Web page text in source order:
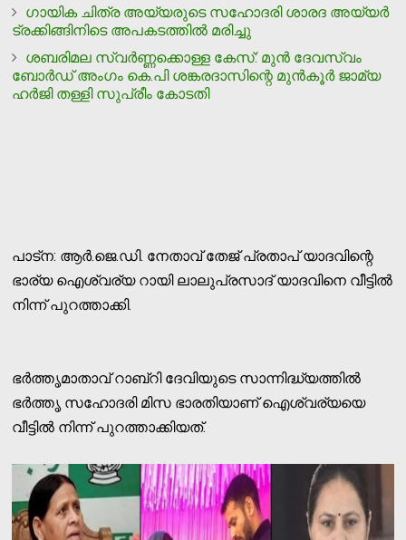
ഗായിക ചിത്ര അയ്യരുടെ സഹോദരി ശാരദ അയ്യർ
ട്രക്കിങ്ങിനിടെ അപകടത്തില്‍ മരിച്ചു
ശബരിമല സ്വര്‍ണ്ണക്കൊള്ള കേസ്: മുന്‍ ദേവസ്വം
ബോര്‍ഡ് അംഗം കെ.പി ശങ്കരദാസിന്റെ മുന്‍കൂര്‍ ജാമ്യ
ഹര്‍ജി തള്ളി സുപ്രീം കോടതി
പാട്‌ന: ആര്‍.ജെ.ഡി. നേതാവ് തേജ് പ്രതാപ് യാദവിന്റെ
ഭാര്യ ഐശ്വര്യ റായി ലാലുപ്രസാദ് യാദവിനെ വീട്ടില്‍
നിന്ന് പുറത്താക്കി.
ഭര്‍ത്തൃമാതാവ് റാബ്‌റി ദേവിയുടെ സാന്നിദ്ധ്യത്തില്‍
ഭര്‍ത്തൃ സഹോദരി മിസ ഭാരതിയാണ് ഐശ്വര്യയെ
വീട്ടില്‍ നിന്ന് പുറത്താക്കിയത്.